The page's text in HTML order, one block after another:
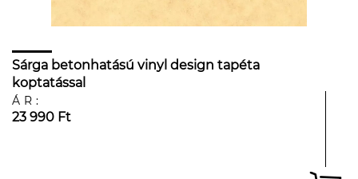
Sárga betonhatású vinyl design tapéta
koptatással
ÁR:
23 990 Ft